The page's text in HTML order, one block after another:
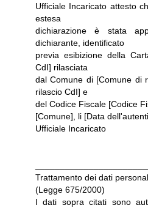
Ufficiale Incaricato attesto
estesa
dichiarazione è stata
dichiarante, identificato
previa esibizione della
CdI] rilasciata
dal Comune di [Comune di
rilascio CdI] e
del Codice Fiscale [Codice
[Comune], li [Data
Ufficiale Incaricato
Trattamento dei dati
(Legge 675/2000)
I dati sopra citati sono